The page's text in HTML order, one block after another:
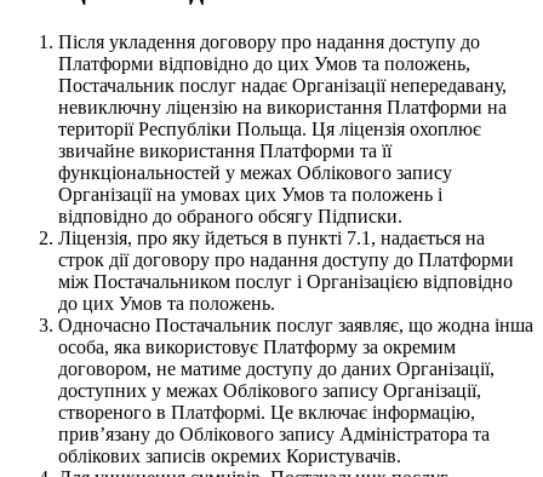
Після укладення договору про надання доступу до
Платформи відповідно до цих Умов та положень,
Постачальник послуг надає Організації непередавану,
невиключну ліцензію на використання Платформи на
території Республіки Польща. Ця ліцензія охоплює
звичайне використання Платформи та її
функціональностей у межах Облікового запису
Організації на умовах цих Умов та положень і
відповідно до обраного обсягу Підписки.
Ліцензія, про яку йдеться в пункті 7.1, надається на
строк дії договору про надання доступу до Платформи
між Постачальником послуг і Організацією відповідно
до цих Умов та положень.
Одночасно Постачальник послуг заявляє, що жодна інша
особа, яка використовує Платформу за окремим
договором, не матиме доступу до даних Організації,
доступних у межах Облікового запису Організації,
створеного в Платформі. Це включає інформацію,
привʼязану до Облікового запису Адміністратора та
облікових записів окремих Користувачів.